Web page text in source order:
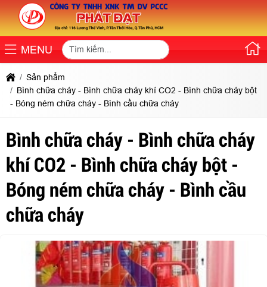
MENU
Sản phẩm
Bình chữa cháy - Bình chữa cháy khí CO2 - Bình chữa cháy bột
- Bóng ném chữa cháy - Bình cầu chữa cháy
Bình chữa cháy - Bình chữa cháy
khí CO2 - Bình chữa cháy bột -
Bóng ném chữa cháy - Bình cầu
chữa cháy